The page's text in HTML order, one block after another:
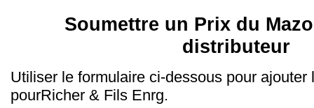
Soumettre un Prix du
distributeur
Utiliser le formulaire ci-dessous pour ajouter
pourRicher & Fils Enrg.